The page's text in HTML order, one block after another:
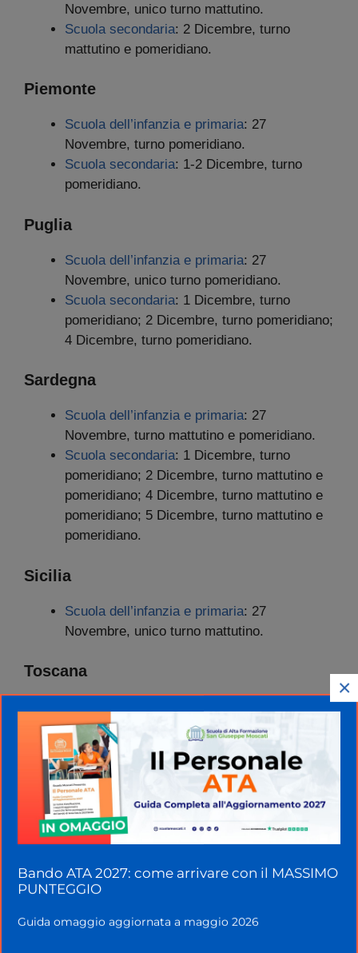
Novembre, unico turno mattutino.
Scuola secondaria: 2 Dicembre, turno
mattutino e pomeridiano.
Piemonte
Scuola dell’infanzia e primaria: 27
Novembre, turno pomeridiano.
Scuola secondaria: 1-2 Dicembre, turno
pomeridiano.
Puglia
Scuola dell’infanzia e primaria: 27
Novembre, unico turno pomeridiano.
Scuola secondaria: 1 Dicembre, turno
pomeridiano; 2 Dicembre, turno pomeridiano;
4 Dicembre, turno pomeridiano.
Sardegna
Scuola dell’infanzia e primaria: 27
Novembre, turno mattutino e pomeridiano.
Scuola secondaria: 1 Dicembre, turno
pomeridiano; 2 Dicembre, turno mattutino e
pomeridiano; 4 Dicembre, turno mattutino e
pomeridiano; 5 Dicembre, turno mattutino e
pomeridiano.
Sicilia
Scuola dell’infanzia e primaria: 27
Novembre, unico turno mattutino.
Toscana
Novembre, turno mattutino e pomeridiano.
Scuola secondaria
: 1 Dicembre, turno
pomeridiano; 2 Dicembre, turno mattutino e
pomeridiano; 4 Dicembre, turno mattutino e
pomeridiano; 5 Dicembre, turno mattutino.
Umbria
Scuola dell’infanzia e primaria: 27
Scuola secondaria: 1 Dicembre, turno
×
Bando ATA 2027: come arrivare con il MASSIMO
PUNTEGGIO
Guida omaggio aggiornata a maggio 2026